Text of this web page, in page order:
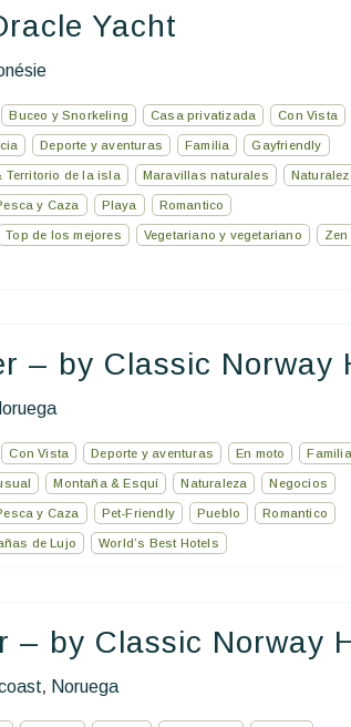
ES
Yacht
Buceo y Snorkeling Casa privatizada Con Vista
Deporte y aventuras Familia Gayfriendly
Territorio de la isla Maravillas naturales
y Caza Playa Romantico
Top de los mejores Vegetariano y vegetariano Zen
– by Classic Norway
Con Vista Deporte y aventuras En moto Familia
Montaña & Esquí Naturaleza Negocios
y Caza Pet-Friendly Pueblo Romantico
de Lujo World’s Best Hotels
– by Classic Norway
, Noruega